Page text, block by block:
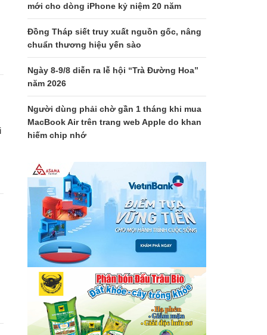
mới cho dòng iPhone kỷ niệm 20 năm
Đồng Tháp siết truy xuất nguồn gốc, nâng
chuẩn thương hiệu yến sào
Ngày 8-9/8 diễn ra lễ hội “Trà Đường Hoa”
năm 2026
Người dùng phải chờ gần 1 tháng khi mua
MacBook Air trên trang web Apple do khan
hiếm chip nhớ